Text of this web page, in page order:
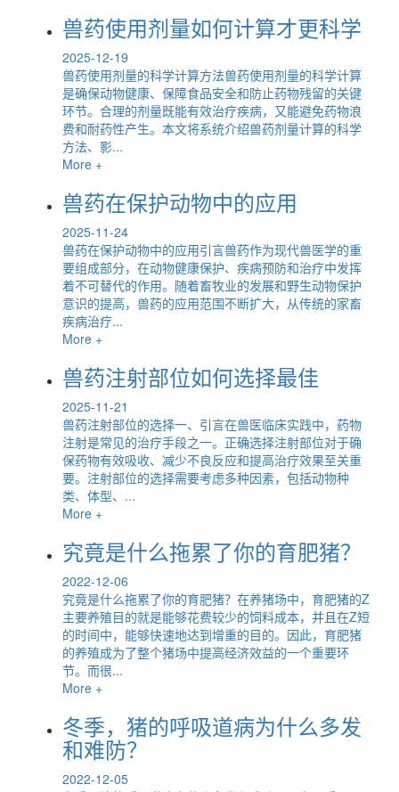
兽药使用剂量如何计算才更科学
2025-12-19
兽药使用剂量的科学计算方法兽药使用剂量的科学计算
是确保动物健康、保障食品安全和防止药物残留的关键
环节。合理的剂量既能有效治疗疾病，又能避免药物浪
费和耐药性产生。本文将系统介绍兽药剂量计算的科学
方法、影...
More +
兽药在保护动物中的应用
2025-11-24
兽药在保护动物中的应用引言兽药作为现代兽医学的重
要组成部分，在动物健康保护、疾病预防和治疗中发挥
着不可替代的作用。随着畜牧业的发展和野生动物保护
意识的提高，兽药的应用范围不断扩大，从传统的家畜
疾病治疗...
More +
兽药注射部位如何选择最佳
2025-11-21
兽药注射部位的选择一、引言在兽医临床实践中，药物
注射是常见的治疗手段之一。正确选择注射部位对于确
保药物有效吸收、减少不良反应和提高治疗效果至关重
要。注射部位的选择需要考虑多种因素，包括动物种
类、体型、...
More +
究竟是什么拖累了你的育肥猪？
2022-12-06
究竟是什么拖累了你的育肥猪？在养猪场中，育肥猪的Z
主要养殖目的就是能够花费较少的饲料成本，并且在Z短
的时间中，能够快速地达到增重的目的。因此，育肥猪
的养殖成为了整个猪场中提高经济效益的一个重要环
节。而很...
More +
冬季，猪的呼吸道病为什么多发
和难防？
2022-12-05